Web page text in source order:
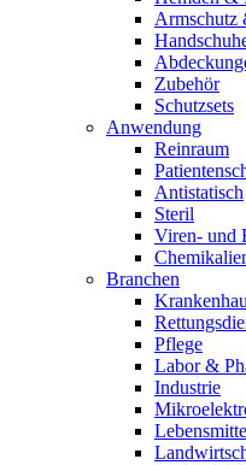
Armschutz
Zubehör
Schutzsets
Anwendung
Reinraum
Antistatisch
Steril
Viren- und
Branchen
Pflege
Labor &
Industrie